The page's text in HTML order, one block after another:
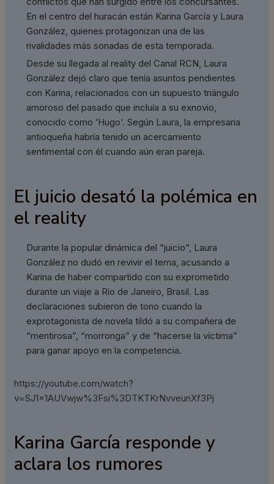
En el centro del huracán están Karina García y Laura
González, quienes protagonizan una de las
rivalidades más sonadas de esta temporada.
Desde su llegada al reality del Canal RCN, Laura
González dejó claro que tenía asuntos pendientes
con Karina, relacionados con un supuesto triángulo
amoroso del pasado que incluía a su exnovio,
conocido como ‘Hugo’. Según Laura, la empresaria
antioqueña habría tenido un acercamiento
sentimental con él cuando aún eran pareja.
El juicio desató la polémica en
el reality
Durante la popular dinámica del “juicio”, Laura
González no dudó en revivir el tema, acusando a
Karina de haber compartido con su exprometido
durante un viaje a Río de Janeiro, Brasil. Las
declaraciones subieron de tono cuando la
exprotagonista de novela tildó a su compañera de
“mentirosa”, “morronga” y de “hacerse la víctima”
para ganar apoyo en la competencia.
https://youtube.com/watch?
v=SJ1x1AUVwjw%3Fsi%3DTKTKrNvveunXf3Pj
Karina García responde y
aclara los rumores